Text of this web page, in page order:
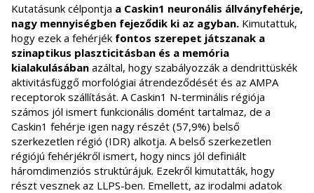
Kutatásunk célpontja a Caskin1 neuronális állványfehérje,
nagy mennyiségben fejeződik ki az agyban. Kimutattuk,
hogy ezek a fehérjék fontos szerepet játszanak a
szinaptikus plaszticitásban és a memória
kialakulásában azáltal, hogy szabályozzák a dendrittüskék
aktivitásfüggő morfológiai átrendeződését és az AMPA
receptorok szállítását. A Caskin1 N-terminális régiója
számos jól ismert funkcionális domént tartalmaz, de a
Caskin1 fehérje igen nagy részét (57,9%) belső
szerkezetlen régió (IDR) alkotja. A belső szerkezetlen
régiójú fehérjékről ismert, hogy nincs jól definiált
háromdimenziós struktúrájuk. Ezekről kimutatták, hogy
részt vesznek az LLPS-ben. Emellett, az irodalmi adatok